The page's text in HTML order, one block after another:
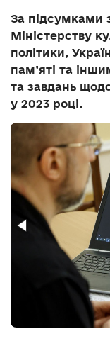
За підсумками
Міністерству
політики,
пам’яті та
та завдань щодо
у 2023 році.